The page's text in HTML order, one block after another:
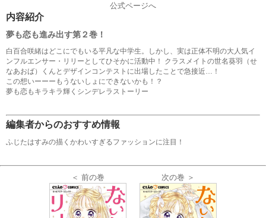
公式ページへ
内容紹介
夢も恋も進み出す第２巻！
白百合咲緒はどこにでもいる平凡な中学生。しかし、実は正体不明の大人気イ
ンフルエンサー・リリーとしてひそかに活動中！ クラスメイトの世名葵羽（せ
なあおば）くんとデザインコンテストに出場したことで急接近…！
この想いーーーもうないしょにできないかも！？
夢も恋もキラキラ輝くシンデレラストーリー
編集者からのおすすめ情報
ふじたはすみの描くかわいすぎるファッションに注目！
＜ 前の巻 次の巻 ＞